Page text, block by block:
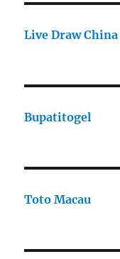
Live Draw China
Bupatitogel
Toto Macau